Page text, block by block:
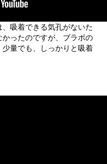
吸着できる気孔がないた
ったのですが、ブラボの
量でも、しっかりと吸着